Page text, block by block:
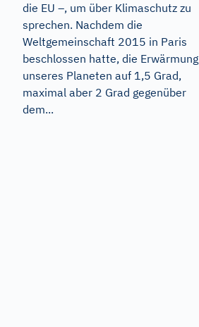
die EU –, um über Klimaschutz zu
sprechen. Nachdem die
Weltgemeinschaft 2015 in Paris
beschlossen hatte, die Erwärmung
unseres Planeten auf 1,5 Grad,
maximal aber 2 Grad gegenüber
dem...